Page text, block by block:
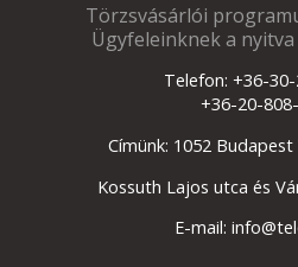
Törzsvásárlói
Ügyfeleinknek a
Telefon: +36-
+36-20-
Címünk: 1052
Kossuth Lajos utca és
E-mail: